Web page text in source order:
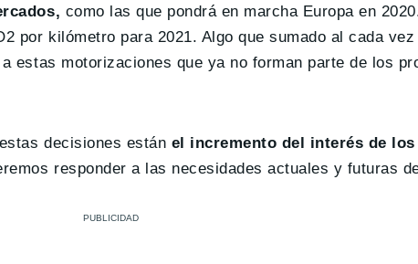
como las que pondrá en marcha Europa en
por kilómetro para 2021. Algo que sumado al cada
estas motorizaciones que ya no forman parte de los
decisiones están el incremento del interés de
responder a las necesidades actuales y futuras